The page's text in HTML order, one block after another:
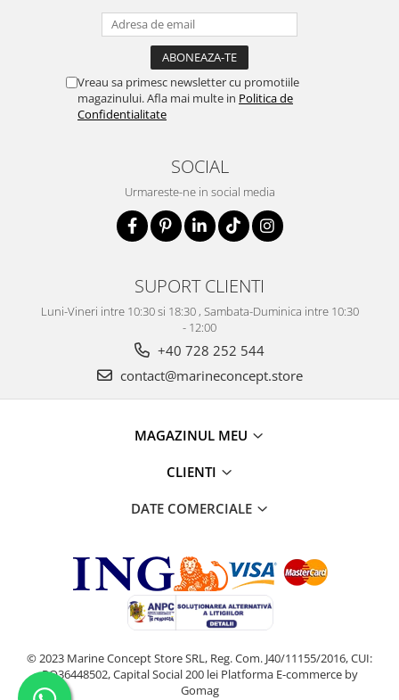
Vreau sa primesc newsletter cu promotiile
magazinului. Afla mai multe in Politica de
Confidentialitate
SOCIAL
Urmareste-ne in social media
SUPORT CLIENTI
Luni-Vineri intre 10:30 si 18:30 , Sambata-Duminica intre 10:30
- 12:00
+40 728 252 544
contact@marineconcept.store
MAGAZINUL MEU
CLIENTI
DATE COMERCIALE
© 2023 Marine Concept Store SRL, Reg. Com. J40/11155/2016, CUI:
RO36448502, Capital Social 200 lei Platforma E-commerce by
Gomag